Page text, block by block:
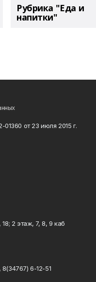
Рубрика "Еда и
напитки"
от 23 июля 2015 г.
2 этаж, 7, 8, 9 каб
6-12-51